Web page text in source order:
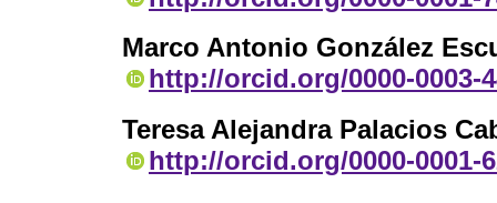
Marco Antonio González
http://orcid.org/0000-0003-
Teresa Alejandra Palacios
http://orcid.org/0000-0001-